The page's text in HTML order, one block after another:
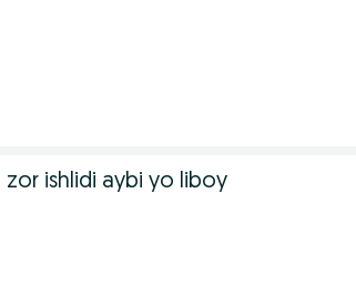
ishlidi aybi yo liboy